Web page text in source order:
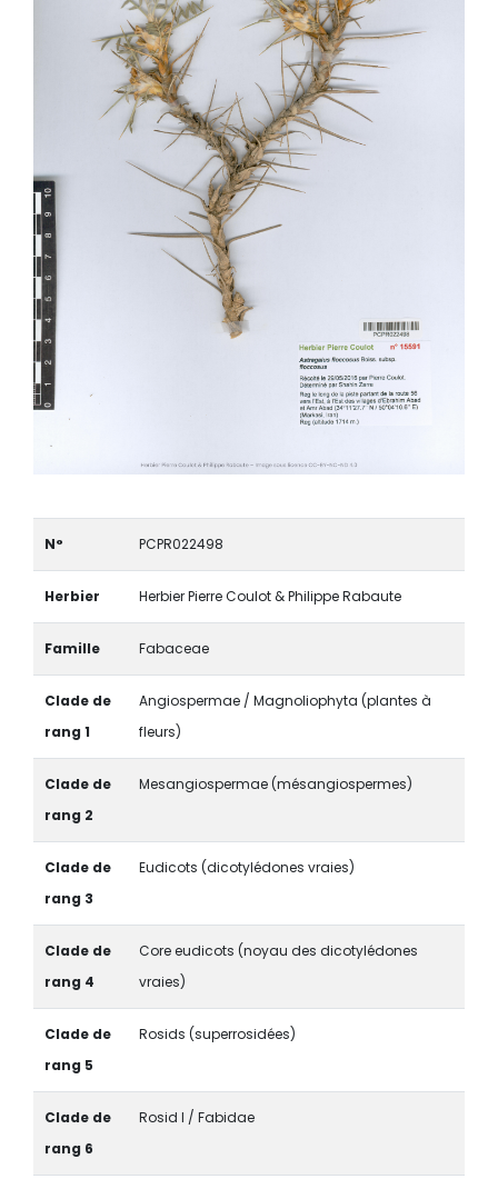
N° PCPR022498
Herbier Herbier Pierre Coulot & Philippe Rabaute
Famille Fabaceae
Clade de
rang 1
Angiospermae / Magnoliophyta (plantes à
fleurs)
Clade de
rang 2
Mesangiospermae (mésangiospermes)
Clade de
rang 3
Eudicots (dicotylédones vraies)
Clade de
rang 4
Core eudicots (noyau des dicotylédones
vraies)
Clade de
rang 5
Rosids (superrosidées)
Clade de
rang 6
Rosid I / Fabidae